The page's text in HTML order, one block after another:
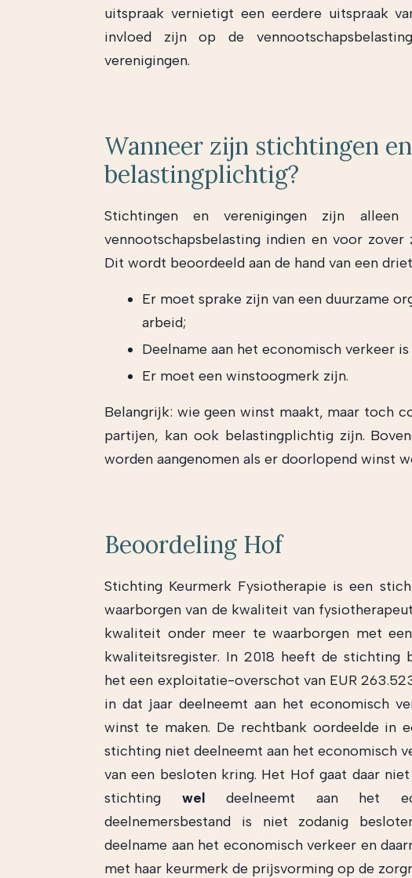
uitspraak vernietigt een eerdere uitspraak
invloed zijn op de
verenigingen.
Wanneer zijn stichtingen
belastingplichtig?
Stichtingen en verenigingen zijn alleen
vennootschapsbelasting indien en voor
Dit wordt beoordeeld aan de hand van een
Er moet sprake zijn van een duurzame
arbeid;
Deelname aan het economisch verkeer
Er moet een winstoogmerk zijn.
Belangrijk: wie geen winst maakt, maar toch
partijen, kan ook belastingplichtig zijn.
worden aangenomen als er doorlopend winst
Beoordeling Hof
Stichting Keurmerk Fysiotherapie is een
waarborgen van de kwaliteit van
kwaliteit onder meer te waarborgen met
kwaliteitsregister. In 2018 heeft de stichting
het een exploitatie-overschot van EUR
in dat jaar deelneemt aan het economisch
winst te maken. De rechtbank oordeelde in
stichting niet deelneemt aan het economisch
van een besloten kring. Het Hof gaat daar
stichting weldeelneemt aan het
deelnemersbestand is niet zodanig
deelname aan het economisch verkeer en
met haar keurmerk de prijsvorming op de